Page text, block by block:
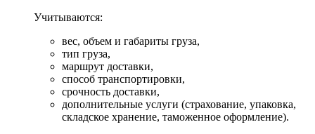
Учитываются:
вес, объем и габариты груза,
тип груза,
маршрут доставки,
способ транспортировки,
срочность доставки,
дополнительные услуги (страхование, упаковка,
складское хранение, таможенное оформление).